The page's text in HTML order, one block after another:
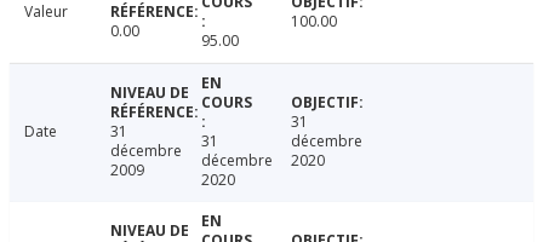
Valeur
0.00
95.00
100.00
Date
31
décembre
2009
31
décembre
2020
31
décembre
2020